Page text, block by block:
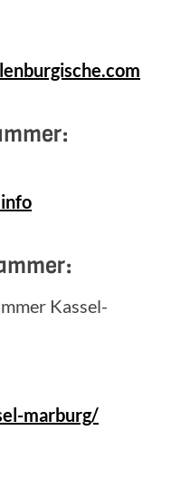
Kassel-
marburg/